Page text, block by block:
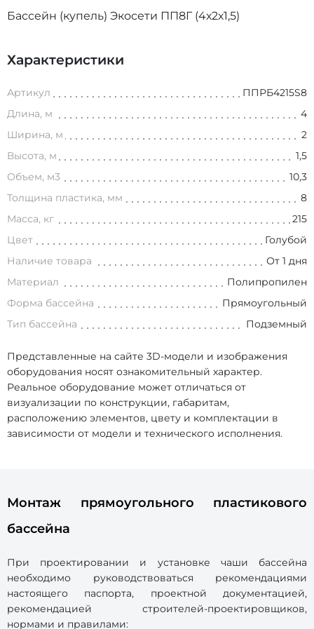
Бассейн (купель) Экосети ПП8Г (4х2х1,5)
Характеристики
Артикул
ППРБ4215S8
Длина, м
4
Ширина, м
2
Высота, м
1,5
Объем, м3
10,3
Толщина пластика, мм
8
Масса, кг
215
Цвет
Голубой
Наличие товара
От 1 дня
Материал
Полипропилен
Форма бассейна
Прямоугольный
Тип бассейна
Подземный
Представленные на сайте 3D-модели и изображения
оборудования носят ознакомительный характер.
Реальное оборудование может отличаться от
визуализации по конструкции, габаритам,
расположению элементов, цвету и комплектации в
зависимости от модели и технического исполнения.
Монтаж прямоугольного пластикового
бассейна
При проектировании и установке чаши бассейна
необходимо руководствоваться рекомендациями
настоящего паспорта, проектной документацией,
рекомендацией строителей-проектировщиков,
нормами и правилами: